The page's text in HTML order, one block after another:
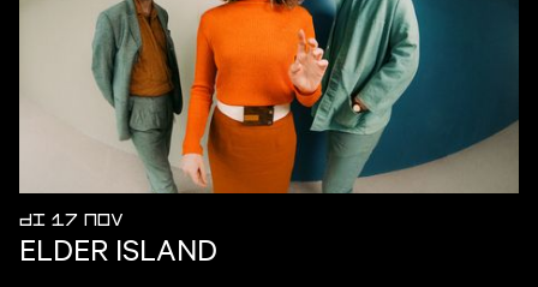
DI 17 NOV
ELDER ISLAND